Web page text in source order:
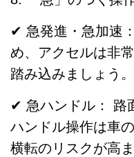
✔ 急発進・急加速
め、アクセルは非
踏み込みましょう。
✔ 急ハンドル： 路
ハンドル操作は車
横転のリスクが高